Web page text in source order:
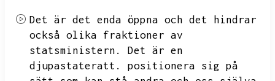
Det är det enda öppna och det hindrar
också olika fraktioner av
statsministern.
Det är en
djupastateratt.
positionera sig på